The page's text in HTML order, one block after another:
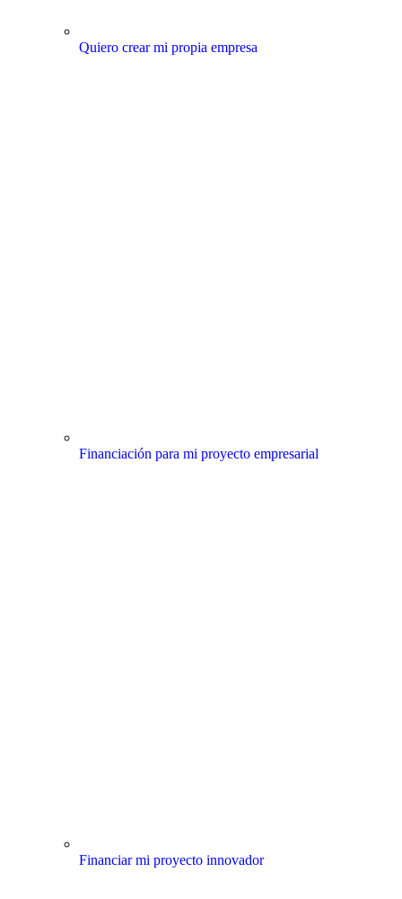
Quiero crear mi propia empresa
Financiación para mi proyecto empresarial
Financiar mi proyecto innovador